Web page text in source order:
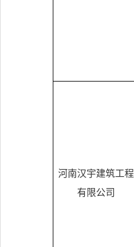
河南汉宇建筑工程
有限公司